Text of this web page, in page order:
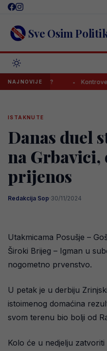
Skip
content Sve Osim
NAJNOVIJE Kontroverzni
ISTAKNUTE
Danas duel
na
prijenos
Redakcija Sop·30/11/2024
Utakmicama Posušje –
Široki Brijeg – Igman u
nogometno prvenstvo.
U petak je u derbiju
istoimenog domaćina
svom terenu bio bolji od
Kolo će u nedjelju